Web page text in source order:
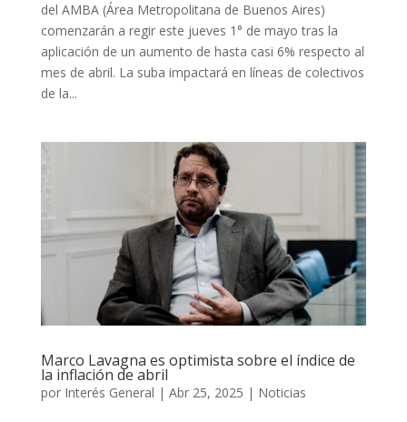
del AMBA (Área Metropolitana de Buenos Aires)
comenzarán a regir este jueves 1° de mayo tras la
aplicación de un aumento de hasta casi 6% respecto al
mes de abril. La suba impactará en líneas de colectivos
de la...
Marco Lavagna es optimista sobre el índice de
la inflación de abril
por Interés General | Abr 25, 2025 | Noticias